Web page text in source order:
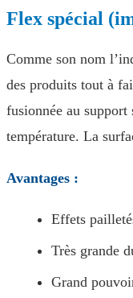
Flex spécial
Comme son nom
des produits tout à
fusionnée au support
température. La
Avantages :
Effets
Très grande
Grand